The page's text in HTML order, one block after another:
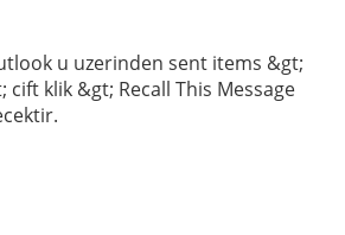
u uzerinden sent items &gt;
klik &gt; Recall This Message